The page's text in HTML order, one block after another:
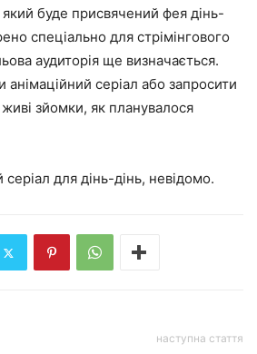
буде присвячений фея дінь-
спеціально для стрімінгового
аудиторія ще визначається.
серіал або запросити
зйомки, як планувалося
для дінь-дінь, невідомо.
наступна стаття